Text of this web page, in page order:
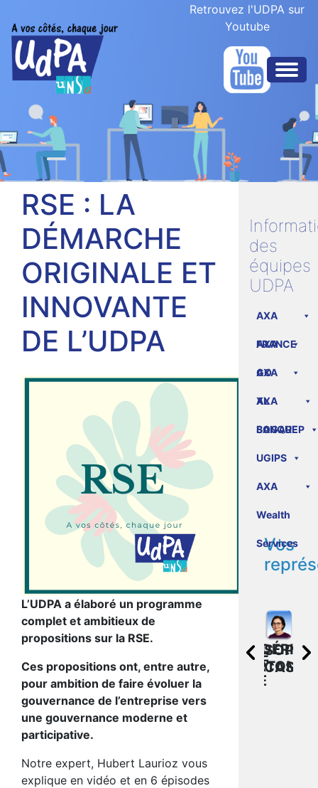
Retrouvez l'UDPA sur
Youtube
RSE : LA
DÉMARCHE
ORIGINALE ET
INNOVANTE
DE L’UDPA
L’UDPA a élaboré un programme
complet et ambitieux de
propositions sur la RSE.
Ces propositions ont, entre autre,
pour ambition de faire évoluer la
gouvernance de l’entreprise vers
une gouvernance moderne et
participative.
Notre expert, Hubert Laurioz vous
explique en vidéo et en 6 épisodes
des
équipes
UDPA
AXA
FRANCE
AXA
GO
AXA
XL
AXA
BANQUE
SOGAREP
UGIPS
AXA
Wealth
Services
Vos
CAROLINE
VATTIERCHRISTOPHE
RADA
AXA
BANQUE
FRÉDÉRIC
DORTOMB
SOPHIE